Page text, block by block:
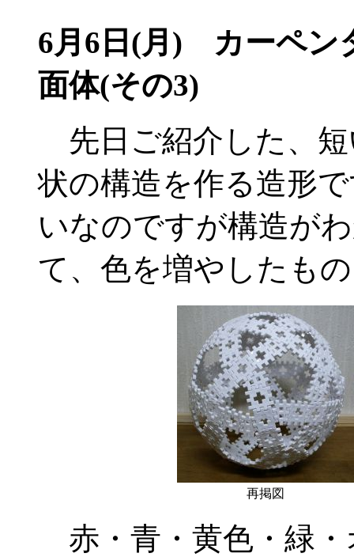
6月6日(月) カーペン
面体(その3)
先日ご紹介した、
状の構造を作る造形
いなのですが構造が
て、色を増やしたも
再掲図
赤・青・黄色・緑・